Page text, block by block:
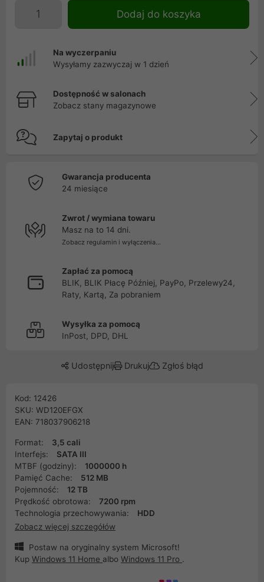
Dodaj do koszyka
Na wyczerpaniu
Wysyłamy zazwyczaj w 1 dzień
Dostępność w salonach
Zobacz stany magazynowe
Zapytaj o produkt
Gwarancja producenta
24 miesiące
Zwrot / wymiana towaru
Masz na to 14 dni.
Zobacz regulamin i wyłączenia...
Zapłać za pomocą
BLIK, BLIK Płacę Później, PayPo, Przelewy24,
Raty, Kartą, Za pobraniem
Wysyłka za pomocą
InPost, DPD, DHL
Udostępnij Drukuj Zgłoś błąd
Kod: 12426
SKU: WD120EFGX
EAN: 718037906218
Format:
3,5 cali
Interfejs:
SATA III
MTBF (godziny):
1000000 h
Pamięć Cache:
512 MB
Pojemność:
12 TB
Prędkość obrotowa:
7200 rpm
Technologia przechowywania:
HDD
Zobacz więcej szczegółów
Postaw na oryginalny system Microsoft!
Kup Windows 11 Home albo Windows 11 Pro .